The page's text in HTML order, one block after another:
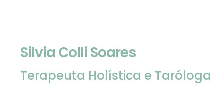
Silvia Colli Soares
Terapeuta Holística e Taróloga